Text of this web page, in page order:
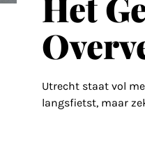
Utrecht staat vol
langsfietst, maar